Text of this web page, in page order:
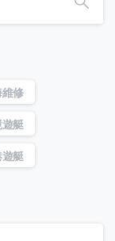
修
艇
艇